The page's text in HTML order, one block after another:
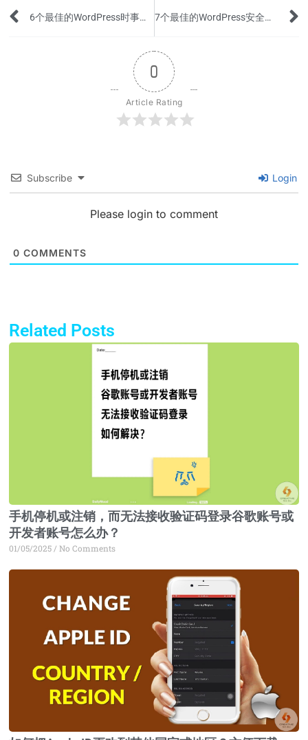
Prev 6个最佳的WordPress时事通讯(Newsletter)插件 7个最佳的WordPress安全插件来保护您的网站
0
Article Rating
Subscribe Login
Please login to comment
0 COMMENTS
Related Posts
手机停机或注销，而无法接收验证码登录谷歌账号或
开发者账号怎么办？
01/05/2025 No Comments
Page